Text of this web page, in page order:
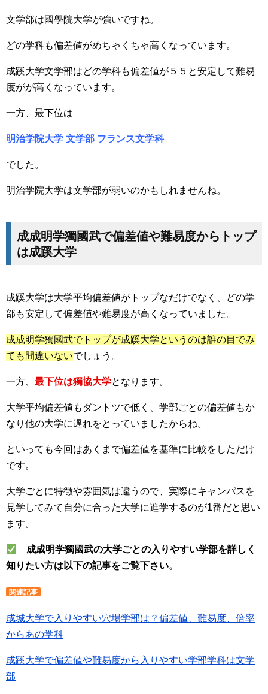
文学部は國學院大学が強いですね。
どの学科も偏差値がめちゃくちゃ高くなっています。
成蹊大学文学部はどの学科も偏差値が５５と安定して難易
度がが高くなっています。
一方、最下位は
明治学院大学 文学部 フランス文学科
でした。
明治学院大学は文学部が弱いのかもしれませんね。
成成明学獨國武で偏差値や難易度からトップ
は成蹊大学
成蹊大学は大学平均偏差値がトップなだけでなく、どの学
部も安定して偏差値や難易度が高くなっていました。
成成明学獨國武でトップが成蹊大学というのは誰の目でみ
ても間違いないでしょう。
一方、 最下位は獨協大学となります。
大学平均偏差値もダントツで低く、学部ごとの偏差値もか
なり他の大学に遅れをとっていましたからね。
といっても今回はあくまで偏差値を基準に比較をしただけ
です。
大学ごとに特徴や雰囲気は違うので、実際にキャンパスを
見学してみて自分に合った大学に進学するのが1番だと思い
ます。
成成明学獨國武の大学ごとの入りやすい学部を詳しく
知りたい方は以下の記事をご覧下さい。
関連記事
成城大学で入りやすい穴場学部は？偏差値、難易度、倍率
からあの学科
成蹊大学で偏差値や難易度から入りやすい学部学科は文学
部